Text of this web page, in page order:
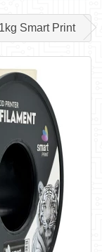
Smart Print